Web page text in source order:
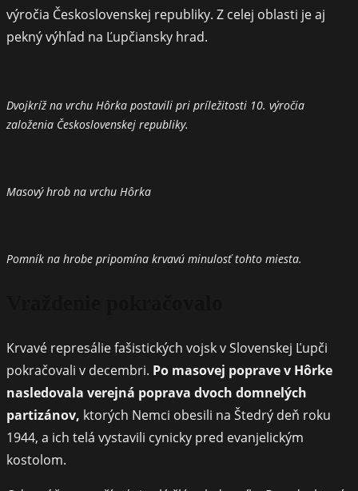
výročia Československej republiky. Z celej oblasti je aj
pekný výhľad na Ľupčiansky hrad.
Dvojkríž na vrchu Hôrka postavili pri príležitosti 10. výročia
založenia Československej republiky.
Masový hrob na vrchu Hôrka
Pomník na hrobe pripomína krvavú minulosť tohto miesta.
Krvavé represálie fašistických vojsk v Slovenskej Ľupči
pokračovali v decembri. Po masovej poprave v Hôrke
nasledovala verejná poprava dvoch domnelých
partizánov, ktorých Nemci obesili na Štedrý deň roku
1944, a ich telá vystavili cynicky pred evanjelickým
kostolom.